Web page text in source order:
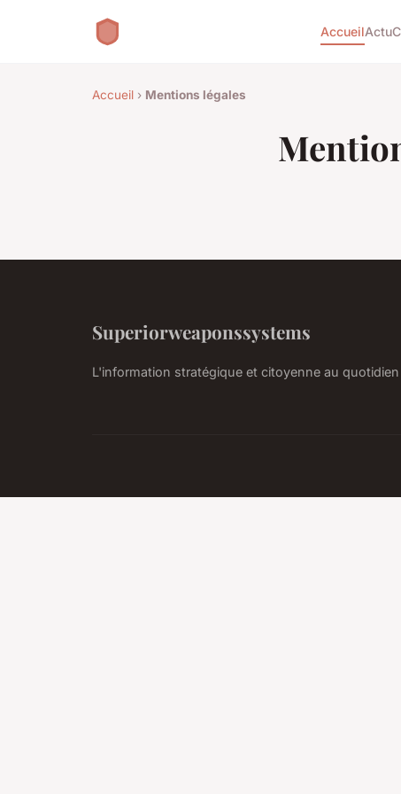
AccueilActu
Accueil › Mentions légales
Superiorweaponssystems
L'information stratégique et citoyenne au quotidien